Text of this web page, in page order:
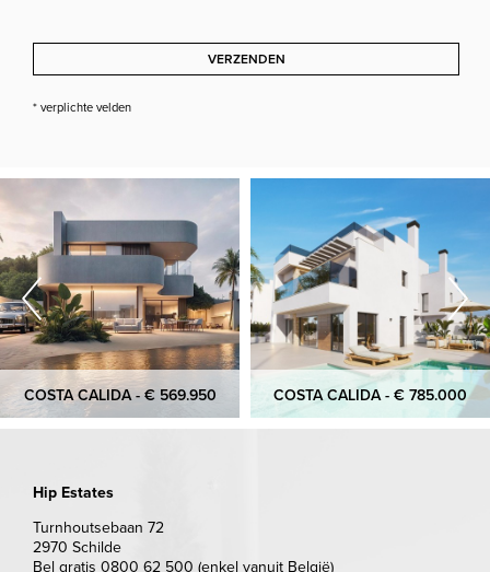
VERZENDEN
* verplichte velden
COSTA CALIDA - € 569.950 COSTA CALIDA - € 785.000
Hip Estates
Turnhoutsebaan 72
2970 Schilde
Bel gratis 0800 62 500 (enkel vanuit België)